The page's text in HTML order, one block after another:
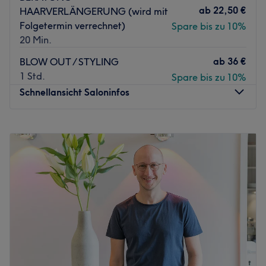
HAARVERLÄNGERUNG (wird mit
Folgetermin verrechnet)
20 Min.
ab 22,50 €
Spare bis zu 10%
BLOW OUT / STYLING
1 Std.
ab 36 €
Spare bis zu 10%
Schnellansicht Saloninfos
Dienstag
Mittwoch
Donnerstag
Freitag
Geschlossen
Geschlossen
Du träumst von einer Typveränderung, perfekter
Balayage, exklusivem Blond oder wunderschönen